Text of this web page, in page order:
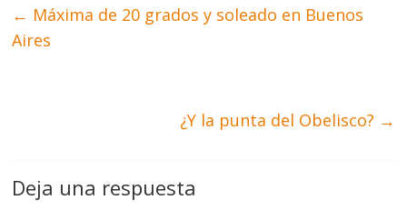
← Máxima de 20 grados y soleado en Buenos
Aires
¿Y la punta del Obelisco? →
Deja una respuesta